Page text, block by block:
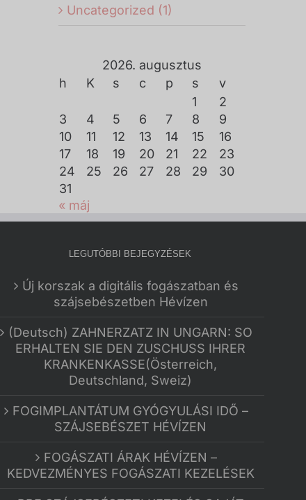
Uncategorized (1)
2026. augusztus
h
K s c p s
v
1
2
3
4 5 6 7 8
9
10
11 12 13 14 15
16
17
18 19 20 21 22
23
24
25 26 27 28 29
30
31
« máj
LEGUTÓBBI BEJEGYZÉSEK
Új korszak a digitális fogászatban és
szájsebészetben Hévízen
(Deutsch) ZAHNERZATZ IN UNGARN: SO
ERHALTEN SIE DEN ZUSCHUSS IHRER
KRANKENKASSE(Österreich,
Deutschland, Sweiz)
FOGIMPLANTÁTUM GYÓGYULÁSI IDŐ –
SZÁJSEBÉSZET HÉVÍZEN
FOGÁSZATI ÁRAK HÉVÍZEN –
KEDVEZMÉNYES FOGÁSZATI KEZELÉSEK